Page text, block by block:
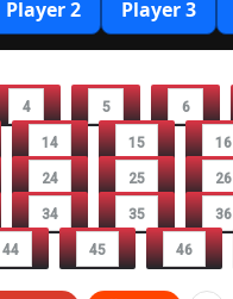
4 5 6
14 15 16
24 25 26
34 35 36
44 45 46